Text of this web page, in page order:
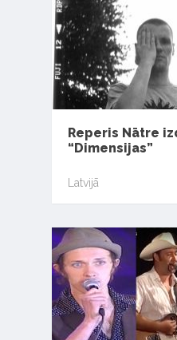
Reperis Nātre
“Dimensijas”
Latvijā